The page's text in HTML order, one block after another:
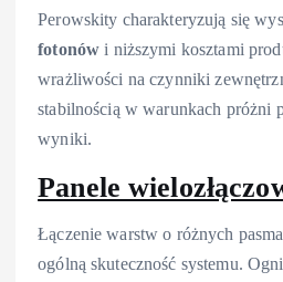
Perowskity charakteryzują się
fotonów i niższymi kosztami
wrażliwości na czynniki
stabilnością w warunkach próżni
wyniki.
Panele
Łączenie warstw o różnych
ogólną skuteczność systemu.